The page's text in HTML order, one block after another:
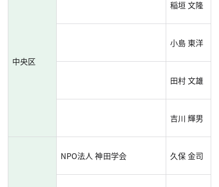
中央区
稲垣 文隆
小島 東洋
田村 文雄
吉川 輝男
NPO法人 神田学会 久保 金司